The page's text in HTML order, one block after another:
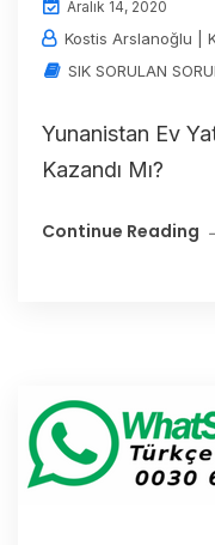
Aralık 14, 2020
Kostis Arslanoğlu |
SIK SORULAN
Yunanistan Ev
Kazandı Mı?
Continue Reading